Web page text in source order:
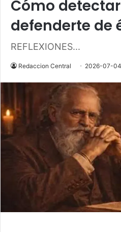
Cómo
defenderte de
REFLEXIONES...
Redaccion Central 2026-07-04